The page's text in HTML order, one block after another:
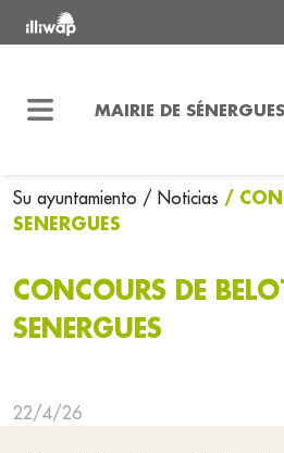
MAIRIE DE SÉNERGUES
Su ayuntamiento / Noticias /
SENERGUES
CONCOURS DE
SENERGUES
22/4/26